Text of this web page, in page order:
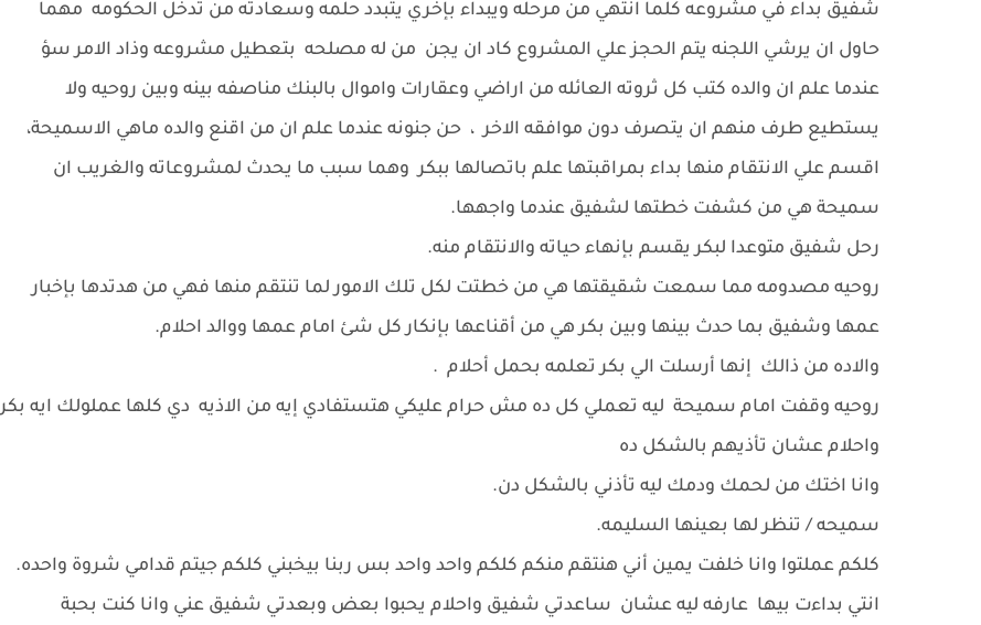
شفيق بداء في مشروعه كلما انتهي من مرحله ويبداء بإخري يتبدد حلمه وسعادته من تدخل الحكومه مهما
حاول ان يرشي اللجنه يتم الحجز علي المشروع كاد ان يجن من له مصلحه بتعطيل مشروعه وذاد الامر سؤ
عندما علم ان والده كتب كل ثروته العائله من اراضي وعقارات واموال بالبنك مناصفه بينه وبين روحيه ولا
يستطيع طرف منهم ان يتصرف دون موافقه الاخر ، حن جنونه عندما علم ان من اقنع والده ماهي الاسميحة،
اقسم علي الانتقام منها بداء بمراقبتها علم باتصالها ببكر وهما سبب ما يحدث لمشروعاته والغريب ان
سميحة هي من كشفت خطتها لشفيق عندما واجهها.
رحل شفيق متوعدا لبكر يقسم بإنهاء حياته والانتقام منه.
روحيه مصدومه مما سمعت شقيقتها هي من خطتت لكل تلك الامور لما تنتقم منها فهي من هدتدها بإخبار
عمها وشفيق بما حدث بينها وبين بكر هي من أقناعها بإنكار كل شئ امام عمها ووالد احلام.
والاده من ذالك إنها أرسلت الي بكر تعلمه بحمل أحلام .
روحيه وقفت امام سميحة ليه تعملي كل ده مش حرام عليكي هتستفادي إيه من الاذيه دي كلها عملولك ايه بكر
واحلام عشان تأذيهم بالشكل ده
وانا اختك من لحمك ودمك ليه تأذني بالشكل دن.
سميحه / تنظر لها بعينها السليمه.
كلكم عملتوا وانا خلفت يمين أني هنتقم منكم كلكم واحد واحد بس ربنا بيخبني كلكم جيتم قدامي شروة واحده.
انتي بداءت بيها عارفه ليه عشان ساعدتي شفيق واحلام يحبوا بعض وبعدتي شفيق عني وانا كنت بحبة